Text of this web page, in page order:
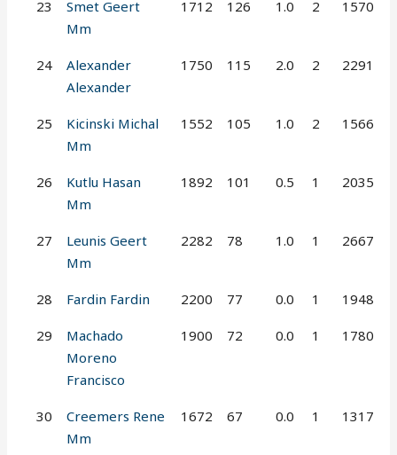
23
Smet Geert
Mm
1712 126 1.0 2 1570
24
Alexander
Alexander
1750 115 2.0 2 2291
25
Kicinski Michal
Mm
1552 105 1.0 2 1566
26
Kutlu Hasan
Mm
1892 101 0.5 1 2035
27
Leunis Geert
Mm
2282 78 1.0 1 2667
28 Fardin Fardin 2200 77 0.0 1 1948
29
Machado
Moreno
Francisco
1900 72 0.0 1 1780
30
Creemers Rene
Mm
1672 67 0.0 1 1317